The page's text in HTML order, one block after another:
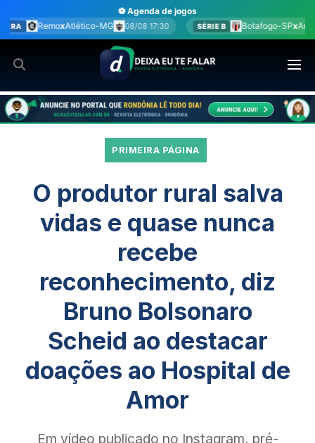
para
o
conteúdo
⚽ Agenda de jogos
08/08 17:30 SÉRIE B Botafogo-SP América-MG 08/08 17:30
PRIMEIRA PÁGINA
O produtor rural salva
vidas e quase nunca
recebe
reconhecimento, diz
Bruno Bolsonaro
Scheid ao destacar
doações ao Hospital de
Amor
Em vídeo publicado no Instagram, pré-